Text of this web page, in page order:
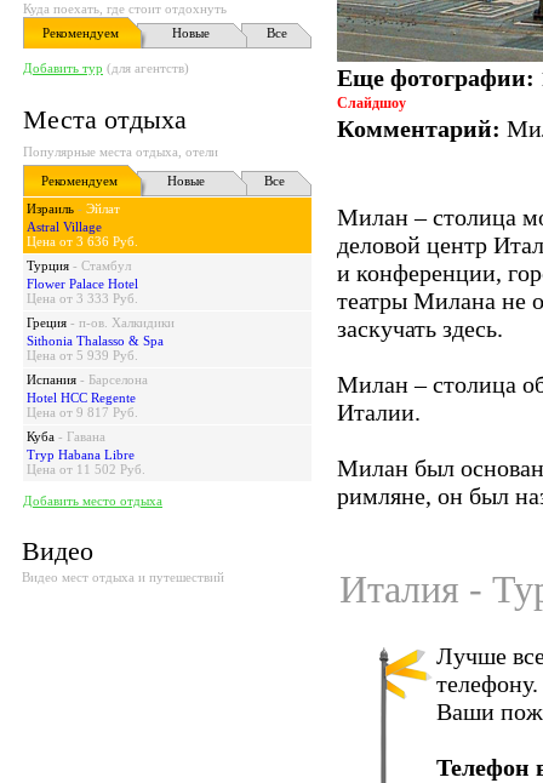
Куда поехать, где стоит отдохнуть
Рекомендуем
Новые Все
Добавить тур (для агентств)
Места отдыха
Популярные места отдыха, отели
Рекомендуем
Новые
Все
Израиль - Эйлат
Astral Village
Цена от 3 636 Руб.
Турция - Стамбул
Flower Palace Hotel
Цена от 3 333 Руб.
Греция - п-ов. Халкидики
Sithonia Thalasso & Spa
Цена от 5 939 Руб.
Испания - Барселона
Hotel HCC Regente
Цена от 9 817 Руб.
Куба - Гавана
Tryp Habana Libre
Цена от 11 502 Руб.
Добавить место отдыха
Видео
Видео мест отдыха и путешествий
Еще фотографии:
Слайдшоу
Комментарий:
Милан – столица
деловой центр
и конференции,
театры Милана не
заскучать здесь.
Милан – столица
Италии.
Милан был основан
римляне, он был
Италия -
Лучше
Ваши
Телефон